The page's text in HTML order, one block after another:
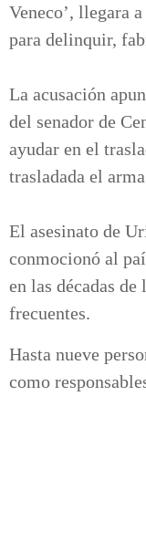
Veneco’, llegara
para delinquir,
La acusación
del senador de
ayudar en el
trasladada el
El asesinato de
conmocionó al
en las décadas
frecuentes.
Hasta nueve
como